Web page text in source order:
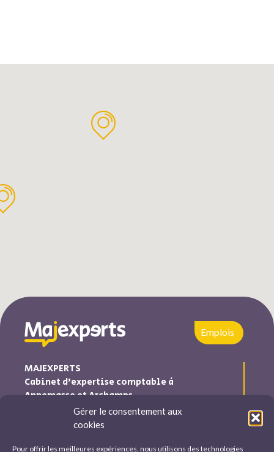
Gérer le consentement aux
cookies
Pour offrir les meilleures expériences, nous utilisons des technologies
Emplois
MAJEXPERTS
Cabinet d’expertise comptable à
Annemasse et Archamps
Majexperts est inscrite au tableau de l’ordre des experts
comptables Auvergne-Rhône-Alpes